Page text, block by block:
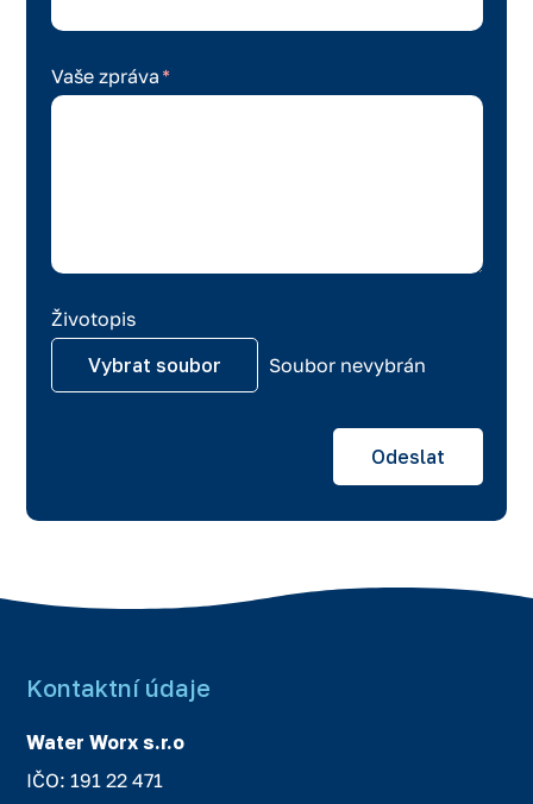
Vaše zpráva
Životopis
File Input
Vybrat soubor Soubor nevybrán
Odeslat
Kontaktní údaje
Water Worx s.r.o
IČO: 191 22 471